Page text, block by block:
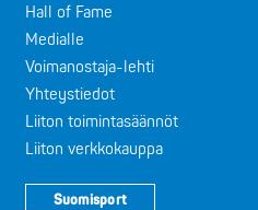
Hall of Fame
Medialle
Voimanostaja-lehti
Yhteystiedot
Liiton toimintasäännöt
Liiton verkkokauppa
Suomisport